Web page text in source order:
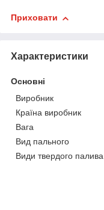
Приховати
Характеристики
Основні
Виробник
Країна виробник
Вага
Вид пального
Види твердого палива